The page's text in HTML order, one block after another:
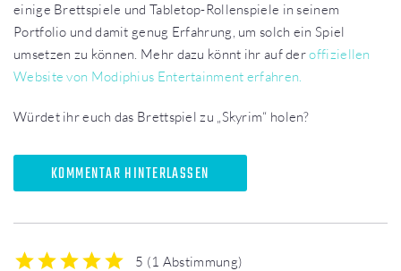
einige Brettspiele und Tabletop-Rollenspiele in seinem
Portfolio und damit genug Erfahrung, um solch ein Spiel
umsetzen zu können. Mehr dazu könnt ihr auf deroffiziellen
Website von Modiphius Entertainment erfahren.
Würdet ihr euch das Brettspiel zu „Skyrim“ holen?
KOMMENTAR HINTERLASSEN
5 (1 Abstimmung)